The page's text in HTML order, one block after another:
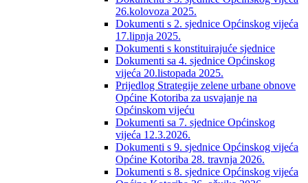
26.kolovoza 2025.
Dokumenti s 2. sjednice Općinskog vijeća
17.lipnja 2025.
Dokumenti s konstituirajuće sjednice
Dokumenti sa 4. sjednice Općinskog
vijeća 20.listopada 2025.
Prijedlog Strategije zelene urbane obnove
Općine Kotoriba za usvajanje na
Općinskom vijeću
Dokumenti sa 7. sjednice Općinskog
vijeća 12.3.2026.
Dokumenti s 9. sjednice Općinskog vijeća
Općine Kotoriba 28. travnja 2026.
Dokumenti s 8. sjednice Općinskog vijeća